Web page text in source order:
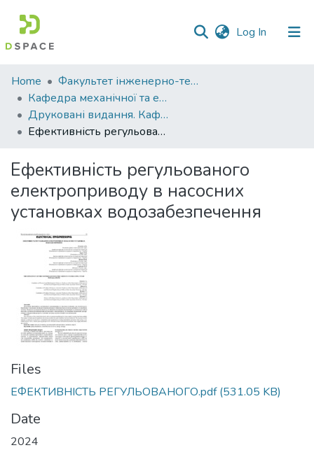
Log In (current)
Communities
&
Collections
All of DSpace
Statistics
Home
Факультет інженерно-технологічний
Кафедра механічної та електричної інженерії
Друковані видання. Кафедра механічної та електричної інженерії
Ефективність регульованого електроприводу в насосних установках водозабезпечення
Ефективність регульованого
електроприводу в насосних
установках водозабезпечення
Files
ЕФЕКТИВНІСТЬ РЕГУЛЬОВАНОГО.pdf(531.05 KB)
Date
2024